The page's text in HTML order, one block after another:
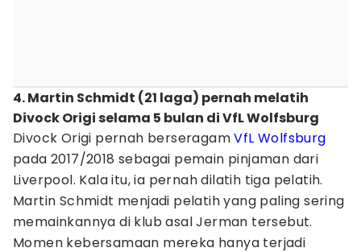
4. Martin Schmidt (21 laga) pernah melatih
Divock Origi selama 5 bulan di VfL Wolfsburg
Divock Origi pernah berseragamVfL Wolfsburg
pada 2017/2018 sebagai pemain pinjaman dari
Liverpool. Kala itu, ia pernah dilatih tiga pelatih.
Martin Schmidt menjadi pelatih yang paling sering
memainkannya di klub asal Jerman tersebut.
Momen kebersamaan mereka hanya terjadi